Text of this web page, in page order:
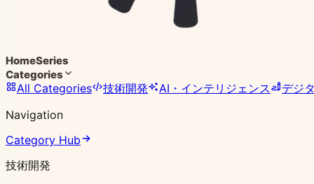
HomeSeries
Categories
All Categories 技術開発 AI・インテリジェンス
デジ
Navigation
Category Hub
技術開発